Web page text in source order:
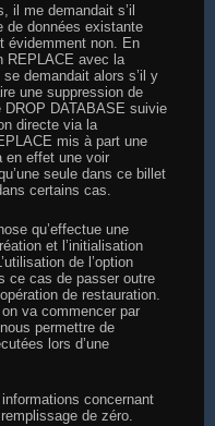
il me demandait s’il
de données existante
évidemment non. En
REPLACE avec la
demandait alors s’il y
une suppression de
DATABASE suivie
directe via la
mis à part une
en effet une voir
seule dans ce billet
certains cas.
qu’effectue une
et l’initialisation
de l’option
ce cas de passer outre
de restauration.
va commencer par
permettre de
lors d’une
concernant
de zéro.